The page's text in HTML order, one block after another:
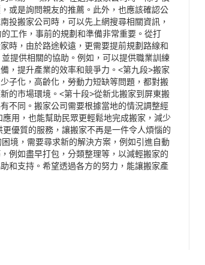
或是詢問親友的推薦。此外，也應該確認公
南投搬家公司 時，可以先上網搜尋相關資訊，
工作，事前的規劃和準備非常重要。從打
時，由於路途較遠，更需要提前規劃路線和
提供相關的協助。例如，可以提供職業訓練
，提升產業的效率和競爭力。 <第九段>搬家
子化，高齡化，勞動力短缺等問題，都對搬
的市場環境。 <第十段>從新北搬家到屏東搬
不同。搬家公司需要根據當地的情況調整經
用，也能幫助民眾更輕鬆地完成搬家，減少
優質的服務，讓搬家不再是一件令人煩惱的
境，需要尋求新的解決方案，例如引進自動
例如盡早打包，分類整理等，以減輕搬家的
和支持。希望透過各方的努力，能讓搬家產